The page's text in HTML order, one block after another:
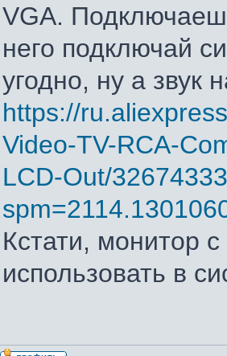
VGA.
него подключай
угодно, ну а звук
https://
Video-TV-RCA-
LCD-Out/
Кстати, монитор
использовать в